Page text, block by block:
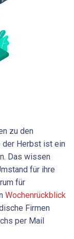
zu den
der Herbst ist ein
Das wissen
für ihre
für
Wochenrückblick
Firmen
per Mail